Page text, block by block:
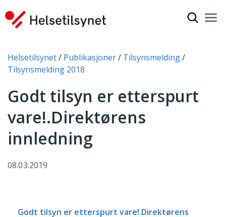
Du er her:
Helsetilsynet Publikasjoner
Tilsynsmelding
Tilsynsmelding 2018
Godt tilsyn er etterspurt
vare!.Direktørens
innledning
08.03.2019
Godt tilsyn er etterspurt vare!.Direktørens